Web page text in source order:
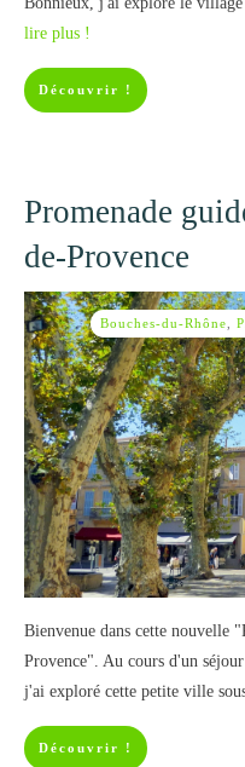
lire plus !
Découvrir !
Promenade
de-Provence
Bouches-du-Rhône
Bienvenue dans cette nouvelle
Provence". Au cours d'un
j'ai exploré cette petite ville
Découvrir !